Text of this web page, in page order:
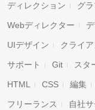
ディレクション グ
Webディレクター
UIデザイン クライ
サポート Git スタ
HTML CSS 編集
フリーランス 自社